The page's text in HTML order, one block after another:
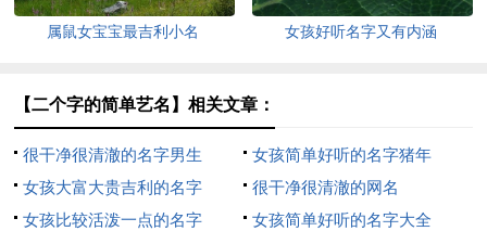
属鼠女宝宝最吉利小名 女孩好听名字又有内涵
【二个字的简单艺名】相关文章：
很干净很清澈的名字男生
女孩简单好听的名字猪年
女孩大富大贵吉利的名字
很干净很清澈的网名
女孩比较活泼一点的名字
女孩简单好听的名字大全